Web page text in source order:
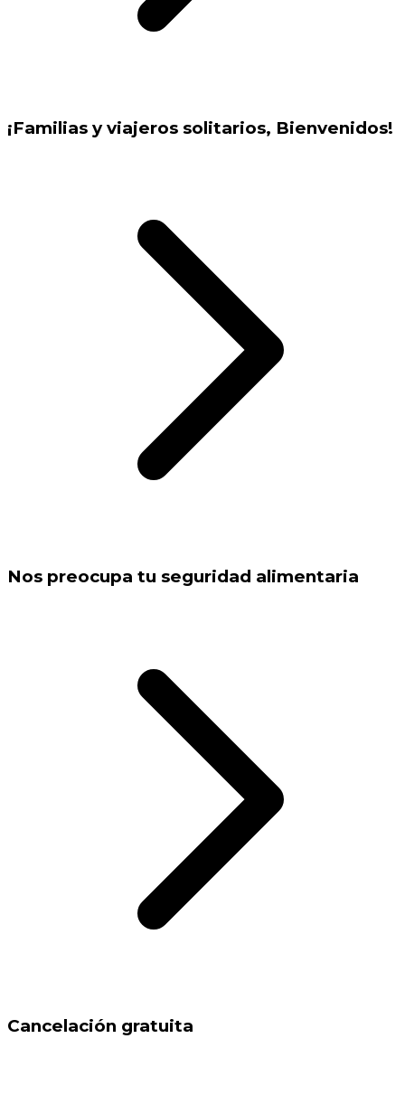
¡Familias y viajeros solitarios, Bienvenidos!
Nos preocupa tu seguridad alimentaria
Cancelación gratuita